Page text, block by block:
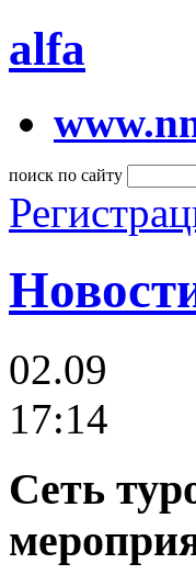
alfa
поиск по сайту
02.09
17:14
Сеть